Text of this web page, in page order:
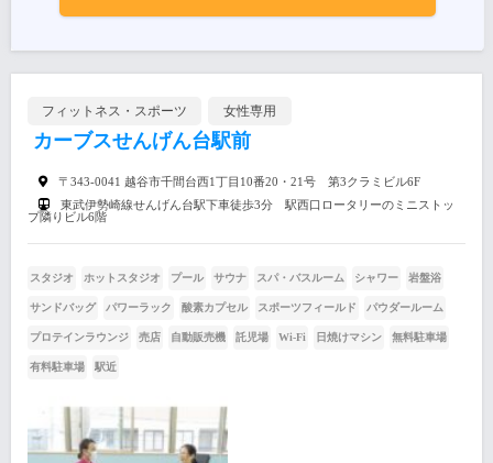
フィットネス・スポーツ 女性専用
カーブスせんげん台駅前
〒343-0041 越谷市千間台西1丁目10番20・21号 第3クラミビル6F
東武伊勢崎線せんげん台駅下車徒歩3分 駅西口ロータリーのミニストッ
プ隣りビル6階
スタジオ ホットスタジオ プール サウナ スパ・バスルーム シャワー 岩盤浴
サンドバッグ パワーラック 酸素カプセル スポーツフィールド パウダールーム
プロテインラウンジ 売店 自動販売機 託児場 Wi-Fi 日焼けマシン 無料駐車場
有料駐車場 駅近